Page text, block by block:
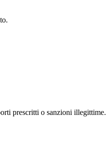
prescritti o sanzioni illegittime.